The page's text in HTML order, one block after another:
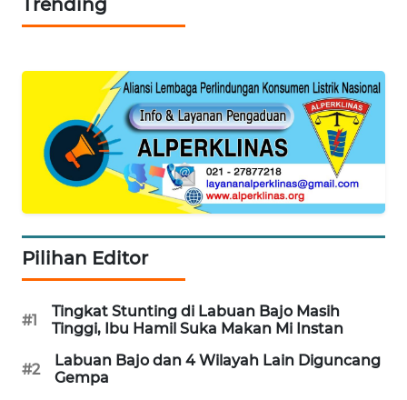
Trending
Pilihan Editor
#1
Tingkat Stunting di Labuan Bajo Masih
Tinggi, Ibu Hamil Suka Makan Mi Instan
#2
Labuan Bajo dan 4 Wilayah Lain Diguncang
Gempa
WAHANA
INFRASTRUKTUR
WAHANA
WAHANA
LISTRIK
WAHANA
WAHANA
ID